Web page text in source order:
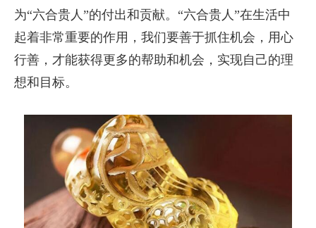
为“六合贵人”的付出和贡献。“六合贵人”在生活中
起着非常重要的作用，我们要善于抓住机会，用心
行善，才能获得更多的帮助和机会，实现自己的理
想和目标。